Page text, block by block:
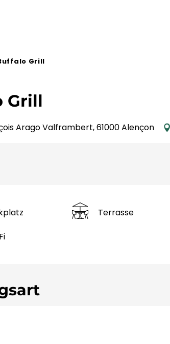
Grill
Grill
Arago Valframbert, 61000 Alençon
Terrasse